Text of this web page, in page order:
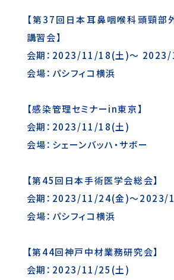
【第37回日本耳鼻咽喉科頭頸部
講習会】
会期：2023/11/18(土)～
会場：パシフィコ横浜
【感染管理セミナーin東京】
会期：2023/11/18(土)
会場：シェーンバッハ・サボー
【第45回日本手術医学会総会】
会期：2023/11/24(金)～2023/
会場：パシフィコ横浜
【第44回神戸中材業務研究会】
会期：2023/11/25(土)